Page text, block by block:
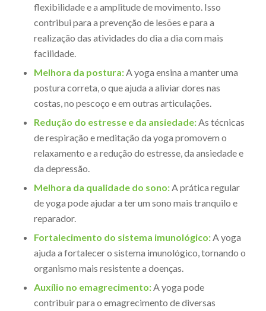
flexibilidade e a amplitude de movimento. Isso
contribui para a prevenção de lesões e para a
realização das atividades do dia a dia com mais
facilidade.
Melhora da postura:A yoga ensina a manter uma
postura correta, o que ajuda a aliviar dores nas
costas, no pescoço e em outras articulações.
Redução do estresse e da ansiedade:As técnicas
de respiração e meditação da yoga promovem o
relaxamento e a redução do estresse, da ansiedade e
da depressão.
Melhora da qualidade do sono:A prática regular
de yoga pode ajudar a ter um sono mais tranquilo e
reparador.
Fortalecimento do sistema imunológico:A yoga
ajuda a fortalecer o sistema imunológico, tornando o
organismo mais resistente a doenças.
Auxílio no emagrecimento:A yoga pode
contribuir para o emagrecimento de diversas